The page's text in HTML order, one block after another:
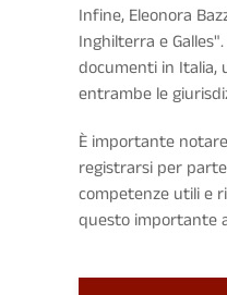
Infine, Eleonora
Inghilterra e
documenti in Italia,
entrambe le
È importante
registrarsi per
competenze utili e
questo importante